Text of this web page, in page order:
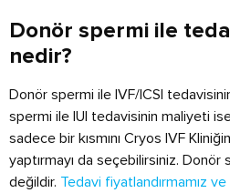
Donör spermi ile
nedir?
Donör spermi ile IVF/ICSI
spermi ile IUI tedavisinin maliyeti
sadece bir kısmını Cryos IVF
yaptırmayı da seçebilirsiniz.
değildir. Tedavi fiyatlandırmamız